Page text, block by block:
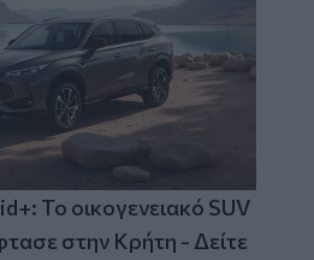
Το οικογενειακό SUV
στην Κρήτη - Δείτε